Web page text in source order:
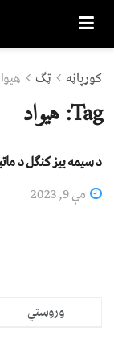
کورپاڼه ټګ
Tag: هیواد
د سیمه ییز کنګل د
مې 9, 2023
وروستي